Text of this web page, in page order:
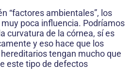
“factores ambientales”, los
poca influencia. Podríamos
curvatura de la córnea, sí es
y eso hace que los
tengan mucho que
este tipo de defectos